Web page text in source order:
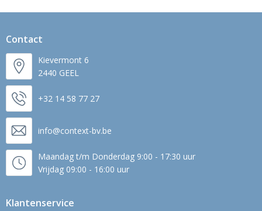
Contact
Kievermont 6
2440 GEEL
+32 14 58 77 27
info@context-bv.be
Maandag t/m Donderdag 9:00 - 17:30 uur
Vrijdag 09:00 - 16:00 uur
Klantenservice